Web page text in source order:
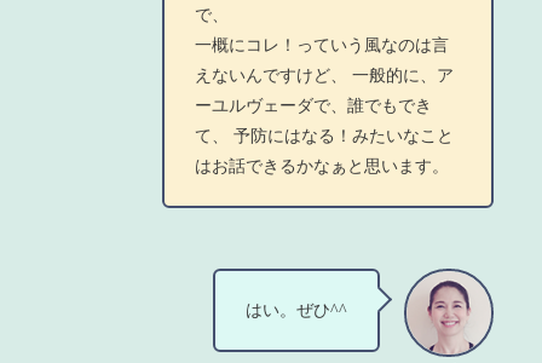
で、
一概にコレ！っていう風なのは言
えないんですけど、 一般的に、ア
ーユルヴェーダで、誰でもでき
て、 予防にはなる！みたいなこと
はお話できるかなぁと思います。
はい。ぜひ^^